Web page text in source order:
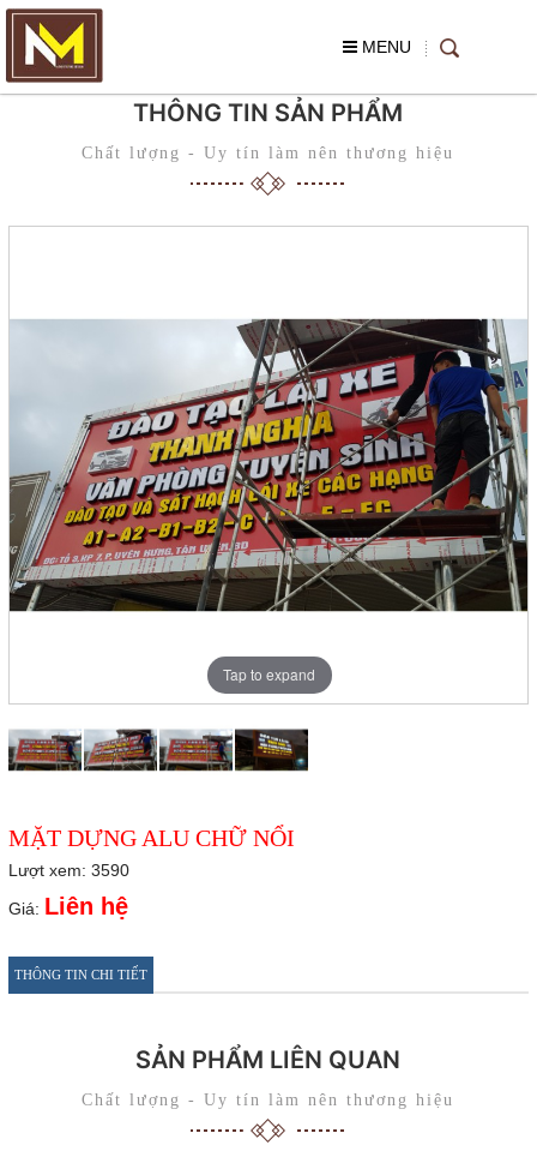
MENU
THÔNG TIN SẢN PHẨM
Chất lượng - Uy tín làm nên thương hiệu
Tap to expand
MẶT DỰNG ALU CHỮ NỔI
Lượt xem: 3590
Giá: Liên hệ
THÔNG TIN CHI TIẾT
SẢN PHẨM LIÊN QUAN
Chất lượng - Uy tín làm nên thương hiệu